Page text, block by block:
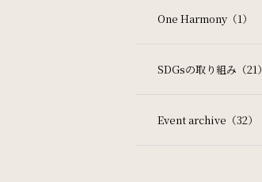
One Harmony（1）
SDGsの取り組み（21）
Event archive（32）